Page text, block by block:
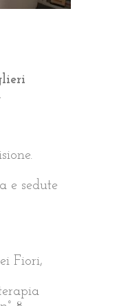
e sedute
Fiori,